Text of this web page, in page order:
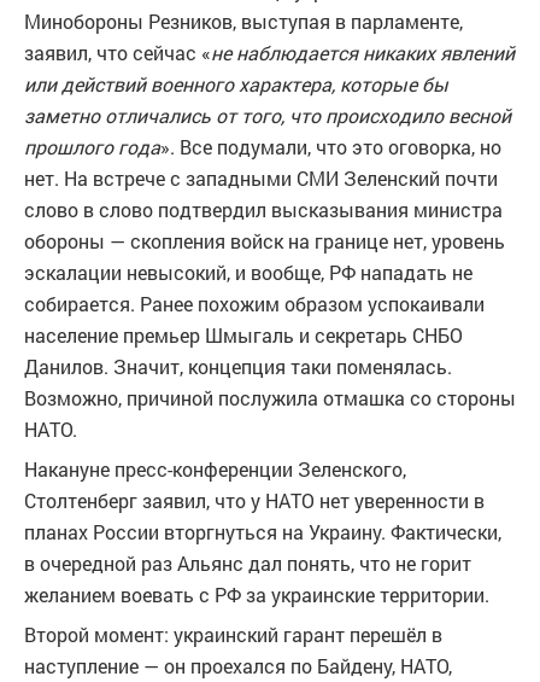
Минобороны Резников, выступая в парламенте,
заявил, что сейчас «не наблюдается никаких явлений
или действий военного характера, которые бы
заметно отличались от того, что происходило весной
прошлого года». Все подумали, что это оговорка, но
нет. На встрече с западными СМИ Зеленский почти
слово в слово подтвердил высказывания министра
обороны — скопления войск на границе нет, уровень
эскалации невысокий, и вообще, РФ нападать не
собирается. Ранее похожим образом успокаивали
население премьер Шмыгаль и секретарь СНБО
Данилов. Значит, концепция таки поменялась.
Возможно, причиной послужила отмашка со стороны
НАТО.
Накануне пресс-конференции Зеленского,
Столтенберг заявил, что у НАТО нет уверенности в
планах России вторгнуться на Украину. Фактически,
в очередной раз Альянс дал понять, что не горит
желанием воевать с РФ за украинские территории.
Второй момент: украинский гарант перешёл в
наступление — он проехался по Байдену, НАТО,